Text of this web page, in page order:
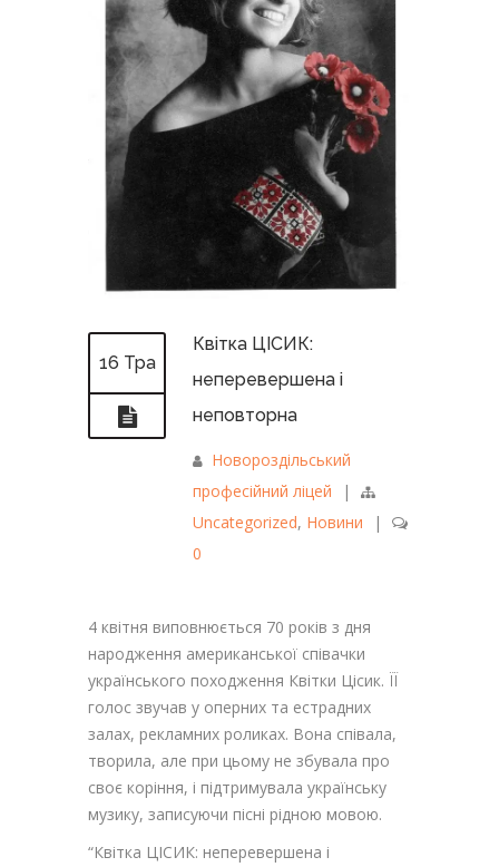
16 Тра
Квітка ЦІСИК:
неперевершена і
неповторна
Новороздільський
професійний ліцей
|
Uncategorized, Новини
|
0
4 квітня виповнюється 70 років з дня
народження американської співачки
українського походження Квітки Цісик. ЇЇ
голос звучав у оперних та естрадних
залах, рекламних роликах. Вона співала,
творила, але при цьому не збувала про
своє коріння, і підтримувала українську
музику, записуючи пісні рідною мовою.
“Квітка ЦІСИК: неперевершена і